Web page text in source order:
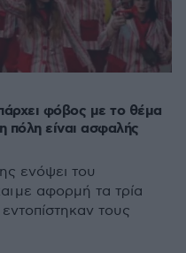
φόβος με το θέμα
πόλη είναι ασφαλής
ενόψει του
με αφορμή τα τρία
τους